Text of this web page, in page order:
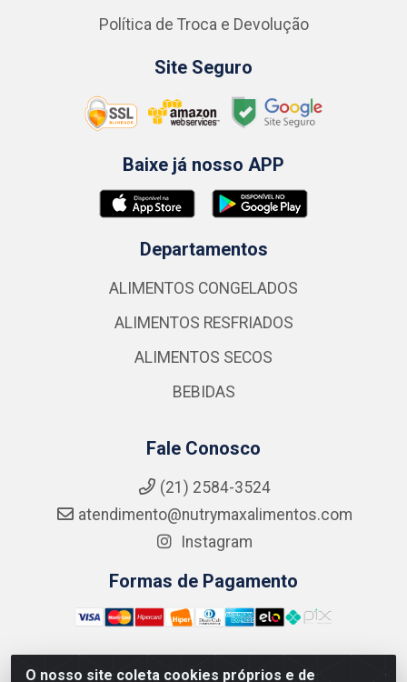
O nosso site coleta cookies próprios e de
Política de Troca e Devolução
Site Seguro
Baixe já nosso APP
Departamentos
ALIMENTOS CONGELADOS
ALIMENTOS RESFRIADOS
ALIMENTOS SECOS
BEBIDAS
Fale Conosco
(21) 2584-3524
atendimento@nutrymaxalimentos.com
Instagram
Formas de Pagamento